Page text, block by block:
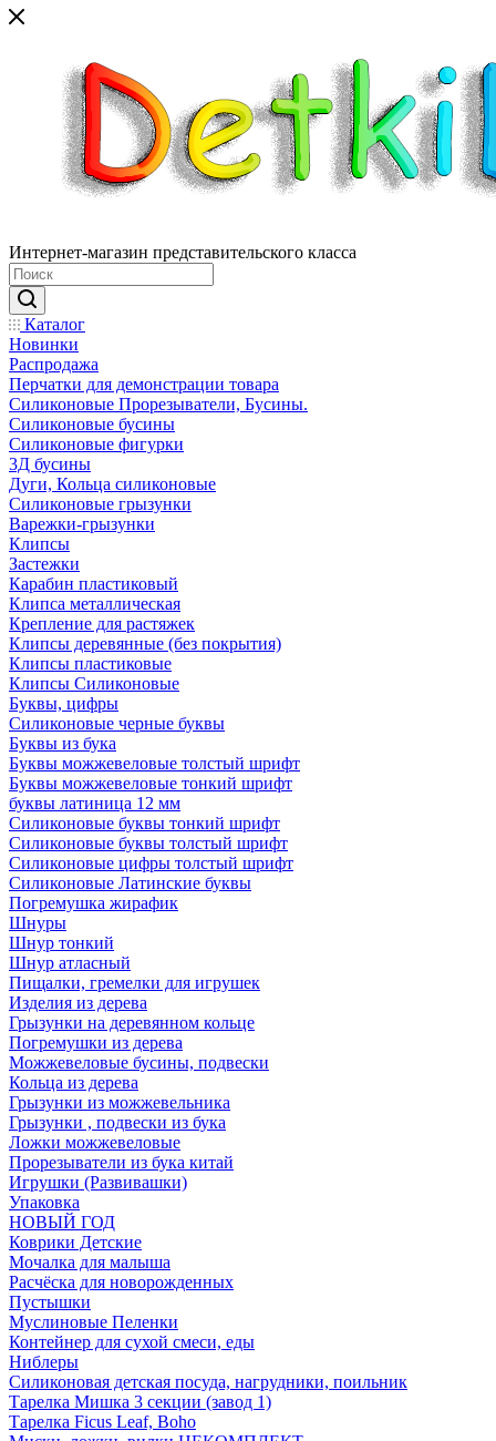
Интернет-магазин представительского класса
Каталог
Новинки
Распродажа
Перчатки для демонстрации товара
Силиконовые Прорезыватели, Бусины.
Силиконовые бусины
Силиконовые фигурки
3Д бусины
Дуги, Кольца силиконовые
Силиконовые грызунки
Варежки-грызунки
Клипсы
Застежки
Карабин пластиковый
Клипса металлическая
Крепление для растяжек
Клипсы деревянные (без покрытия)
Клипсы пластиковые
Клипсы Силиконовые
Буквы, цифры
Силиконовые черные буквы
Буквы из бука
Буквы можжевеловые толстый шрифт
Буквы можжевеловые тонкий шрифт
буквы латиница 12 мм
Силиконовые буквы тонкий шрифт
Силиконовые буквы толстый шрифт
Силиконовые цифры толстый шрифт
Силиконовые Латинские буквы
Погремушка жирафик
Шнуры
Шнур тонкий
Шнур атласный
Пищалки, гремелки для игрушек
Изделия из дерева
Грызунки на деревянном кольце
Погремушки из дерева
Можжевеловые бусины, подвески
Кольца из дерева
Грызунки из можжевельника
Грызунки , подвески из бука
Ложки можжевеловые
Прорезыватели из бука китай
Игрушки (Развивашки)
Упаковка
НОВЫЙ ГОД
Коврики Детские
Мочалка для малыша
Расчёска для новорожденных
Пустышки
Муслиновые Пеленки
Контейнер для сухой смеси, еды
Ниблеры
Силиконовая детская посуда, нагрудники, поильник
Тарелка Мишка 3 секции (завод 1)
Тарелка Ficus Leaf, Boho